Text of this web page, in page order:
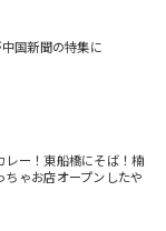
国新聞の特集に
レー！東船橋にそば！楠
ゃお店オープンしたや